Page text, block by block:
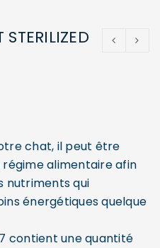
chat, il peut être
régime alimentaire afin
nutriments qui
énergétiques quelque
contient une quantité